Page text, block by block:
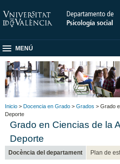
MENÚ
Inicio > Docencia en Grado > Grados > Grado
Deporte
Grado en Ciencias de la
Deporte
Docència del departament Plan de